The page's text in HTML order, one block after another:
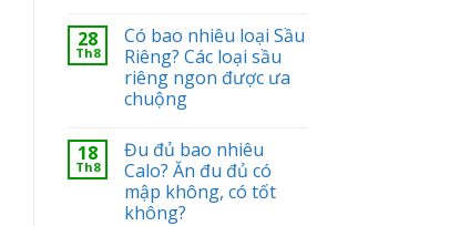
28
Th8
Có bao nhiêu loại Sầu
Riêng? Các loại sầu
riêng ngon được ưa
chuộng
18
Th8
Đu đủ bao nhiêu
Calo? Ăn đu đủ có
mập không, có tốt
không?